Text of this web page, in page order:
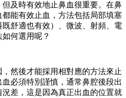
及時有效地止鼻血很重要。在鼻
能有效止血，方法包括局部填塞
既舒適也有效）、微波、射頻、電
何選用呢？
然後才能採用相對應的方法來止
必須特別謹慎，通常鼻腔後段出
差，這是因為真正出血的位置就